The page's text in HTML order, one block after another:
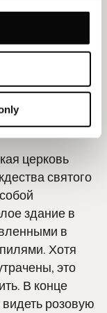
сдаются
можно
на корабль
церковь
святого
здание в
в
Хотя
это
В конце
розовую